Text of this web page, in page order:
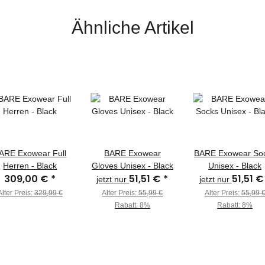
Ähnliche Artikel
Exowear Full
Herren - Black
309,00 € *
Preis: 329,99 €
BARE Exowear
Gloves Unisex - Black
jetzt nur 51,51 € *
Alter Preis:55,99 €
Rabatt: 8%
BARE Exowear
Unisex - Black
jetzt nur 51,51 €
Alter Preis:55,99 €
Rabatt:8%